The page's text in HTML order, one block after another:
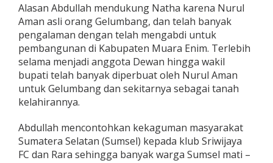
Alasan Abdullah mendukung Natha karena Nurul
Aman asli orang Gelumbang, dan telah banyak
pengalaman dengan telah mengabdi untuk
pembangunan di Kabupaten Muara Enim. Terlebih
selama menjadi anggota Dewan hingga wakil
bupati telah banyak diperbuat oleh Nurul Aman
untuk Gelumbang dan sekitarnya sebagai tanah
kelahirannya.
Abdullah mencontohkan kekaguman masyarakat
Sumatera Selatan (Sumsel) kepada klub Sriwijaya
FC dan Rara sehingga banyak warga Sumsel mati –